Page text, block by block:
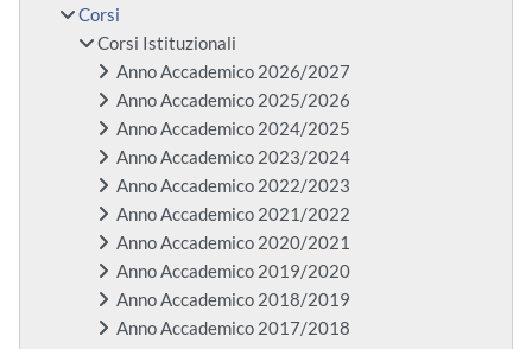
Corsi
Corsi Istituzionali
Anno Accademico 2026/2027
Anno Accademico 2025/2026
Anno Accademico 2024/2025
Anno Accademico 2023/2024
Anno Accademico 2022/2023
Anno Accademico 2021/2022
Anno Accademico 2020/2021
Anno Accademico 2019/2020
Anno Accademico 2018/2019
Anno Accademico 2017/2018